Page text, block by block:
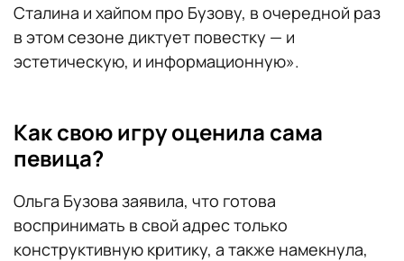
Сталина и хайпом про Бузову, в очередной раз
в этом сезоне диктует повестку — и
эстетическую, и информационную».
Как свою игру оценила сама
певица?
Ольга Бузова заявила, что готова
воспринимать в свой адрес только
конструктивную критику, а также намекнула,